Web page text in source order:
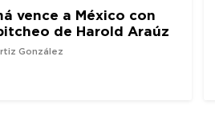
vence a México con
de Harold Araúz
González